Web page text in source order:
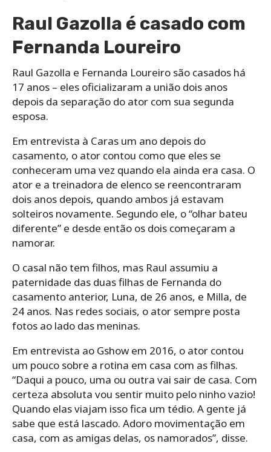
Raul Gazolla é casado com
Fernanda Loureiro
Raul Gazolla e Fernanda Loureiro são casados há
17 anos – eles oficializaram a união dois anos
depois da separação do ator com sua segunda
esposa.
Em entrevista à Caras um ano depois do
casamento, o ator contou como que eles se
conheceram uma vez quando ela ainda era casa. O
ator e a treinadora de elenco se reencontraram
dois anos depois, quando ambos já estavam
solteiros novamente. Segundo ele, o “olhar bateu
diferente” e desde então os dois começaram a
namorar.
O casal não tem filhos, mas Raul assumiu a
paternidade das duas filhas de Fernanda do
casamento anterior, Luna, de 26 anos, e Milla, de
24 anos. Nas redes sociais, o ator sempre posta
fotos ao lado das meninas.
Em entrevista ao Gshow em 2016, o ator contou
um pouco sobre a rotina em casa com as filhas.
“Daqui a pouco, uma ou outra vai sair de casa. Com
certeza absoluta vou sentir muito pelo ninho vazio!
Quando elas viajam isso fica um tédio. A gente já
sabe que está lascado. Adoro movimentação em
casa, com as amigas delas, os namorados”, disse.